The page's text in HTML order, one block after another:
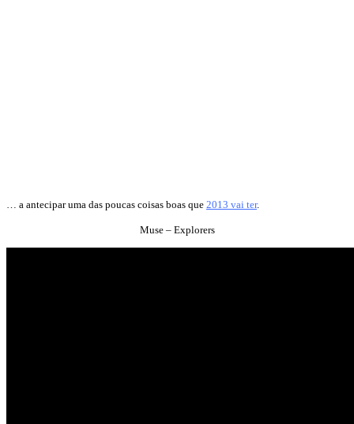
… a antecipar uma das poucas coisas boas que 2013 vai ter.
Muse – Explorers